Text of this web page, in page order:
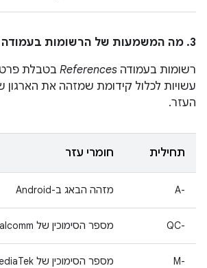
3. מה המשמעות של הרשומות בעמודה
רשומות בעמודה References בטבלת
עשויות לכלול קידומת שמזהה את הארגון
העזר.
תחילית חומרי עזר
A-‎ מזהה הבאג ב-Android
QC-‎ מספר הסימוכין של Qualcomm
M-‎ מספר הסימוכין של MediaTek